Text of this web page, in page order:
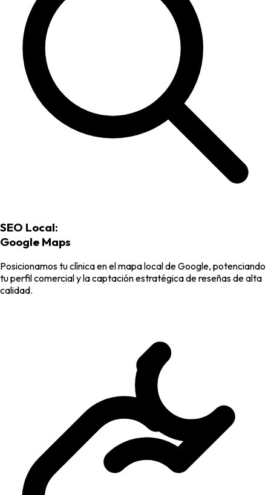
SEO Local:
Google Maps
Posicionamos tu clínica en el mapa local de Google, potenciando
tu perfil comercial y la captación estratégica de reseñas de alta
calidad.